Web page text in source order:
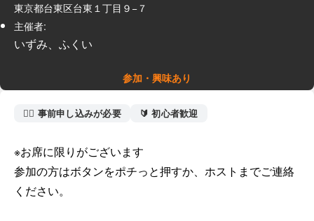
東京都台東区台東１丁目９−７
主催者:
いずみ、ふくい
参加・興味あり
🙋‍♀️ 事前申し込みが必要 🔰 初心者歓迎
※お席に限りがございます
参加の方はボタンをポチっと押すか、ホストまでご連絡
ください。